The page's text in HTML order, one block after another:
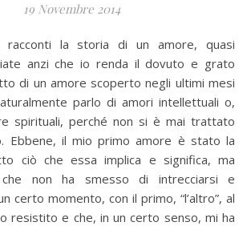
19 Novembre 2014
anzi che io renda il dovuto e grato
di un amore scoperto negli ultimi mesi
parlo di amori intellettuali o,
spirituali, perché non si è mai trattato
Ebbene, il mio primo amore è stato la
ciò che essa implica e significa, ma
che non ha smesso di intrecciarsi e
certo momento, con il primo, “l’altro”, al
resistito e che, in un certo senso, mi ha